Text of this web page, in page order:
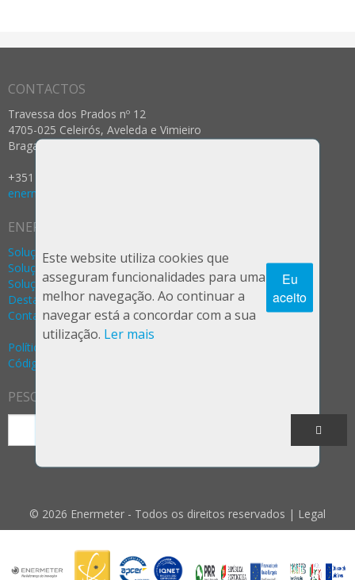
CONTACTOS
Travessa dos Prados nº 12
4705-025 Celeirós, Aveleda e Vimieiro
Braga - Portugal
+351 253 287 237 (Rede Fixa Nacional)
enermeter@enermeter.pt
ENERMETER
Soluções Água
Soluções Gás
Soluções Eletricidade
Destaques
Contactos
Política Privacidade e Segurança (RGPD)
Código de Ética e Conduta
PESQUISA
© 2026 Enermeter - Todos os direitos reservados | Legal
Este website utiliza cookies que
asseguram funcionalidades para uma
melhor navegação. Ao continuar a
navegar está a concordar com a sua
utilização. Ler mais
Eu
aceito